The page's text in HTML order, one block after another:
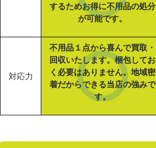
するためお得に不用品の処分
が可能です。
対応力
不用品１点から喜んで買取・
回収いたします。梱包してお
く必要はありません。地域密
着だからできる当店の強みで
す。